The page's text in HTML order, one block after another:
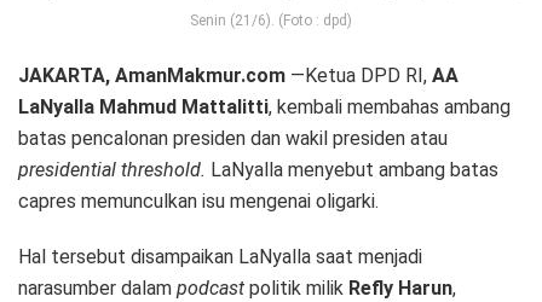
Senin (21/6). (Foto : dpd)
JAKARTA, AmanMakmur.com —Ketua DPD RI, AA
LaNyalla Mahmud Mattalitti, kembali membahas ambang
batas pencalonan presiden dan wakil presiden atau
presidential threshold. LaNyalla menyebut ambang batas
capres memunculkan isu mengenai oligarki.
Hal tersebut disampaikan LaNyalla saat menjadi
narasumber dalam podcast politik milik Refly Harun,